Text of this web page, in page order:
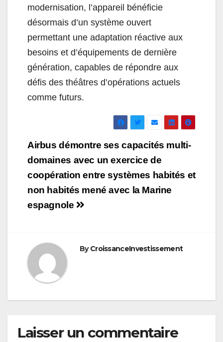
modernisation, l’appareil bénéficie
désormais d’un système ouvert
permettant une adaptation réactive aux
besoins et d’équipements de dernière
génération, capables de répondre aux
défis des théâtres d’opérations actuels
comme futurs.
Navigation
de
l’article
Airbus démontre ses capacités multi-
domaines avec un exercice de
coopération entre systèmes habités et
non habités mené avec la Marine
espagnole
ByCroissanceInvestissement
Laisser un commentaire